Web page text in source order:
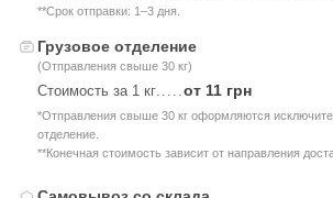
**Срок отправки: 1–3 дня.
Грузовое отделение
(Отправления свыше 30 кг)
Стоимость за 1 кг.....от 11 грн
*Отправления свыше 30 кг оформляются
отделение.
**Конечная стоимость зависит от направления